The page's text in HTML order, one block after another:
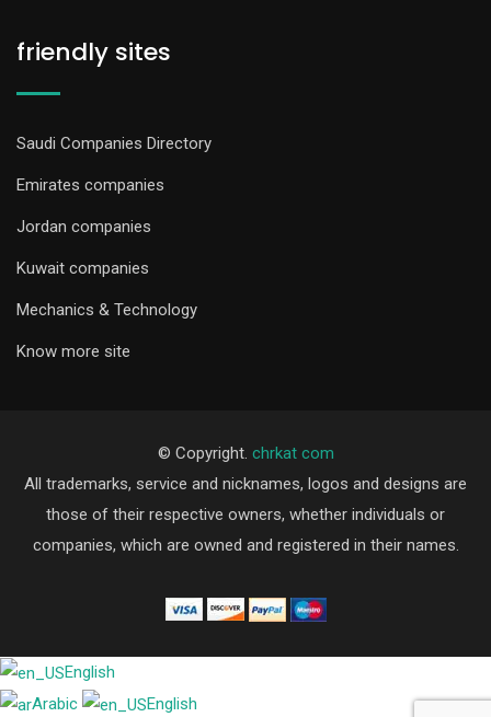
friendly sites
Saudi Companies Directory
Emirates companies
Jordan companies
Kuwait companies
Mechanics & Technology
Know more site
© Copyright. chrkat com
All trademarks, service and nicknames, logos and designs are
those of their respective owners, whether individuals or
companies, which are owned and registered in their names.
English
Arabic
English